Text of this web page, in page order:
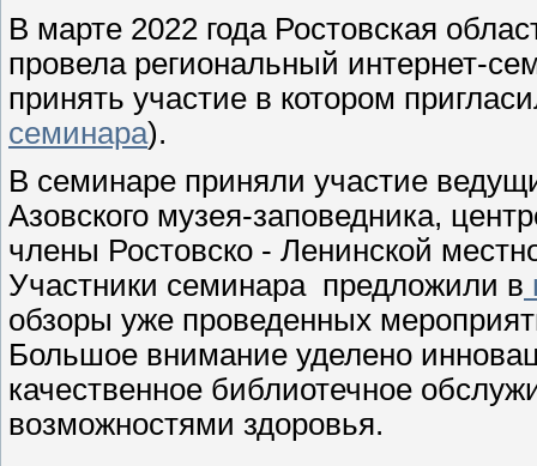
В марте 2022 года Ростовская
провела региональный интернет-
принять участие в котором
семинара).
В семинаре приняли участие
Азовского музея-заповедника,
члены Ростовско - Ленинской
Участники семинара предложили в
обзоры уже проведенных
Большое внимание уделено
качественное библиотечное
возможностями здоровья.